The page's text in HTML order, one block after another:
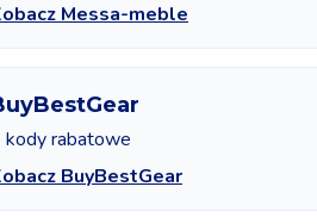
Messa-meble
kody rabatowe
BuyBestGear